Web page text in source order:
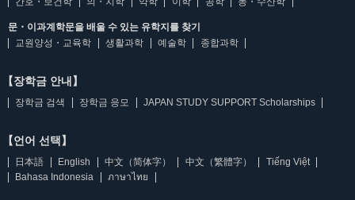
문・이과계학문을 배울 수 있는 유학지를 찾기
교원양성・교육학
생활과학 예술학 종합과학
【장학금 안내】
장학금 검색 장학금 응모 JAPAN STUDY SUPPORT Scholarships
【언어 선택】
日本語 English 中文（简体字） 中文（繁體字）
Tiếng Việt
Bahasa Indonesia
ภาษาไทย